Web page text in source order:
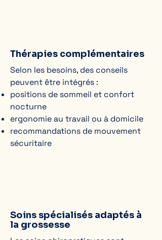
Thérapies complémentaires
Selon les besoins, des conseils
peuvent être intégrés :
positions de sommeil et confort
nocturne
ergonomie au travail ou à domicile
recommandations de mouvement
sécuritaire
Soins spécialisés adaptés à
la grossesse